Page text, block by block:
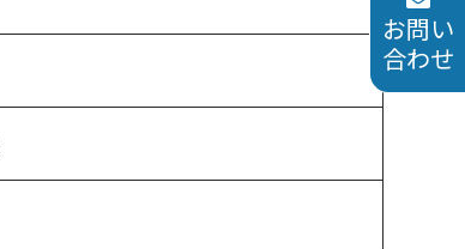
お問い
合わせ